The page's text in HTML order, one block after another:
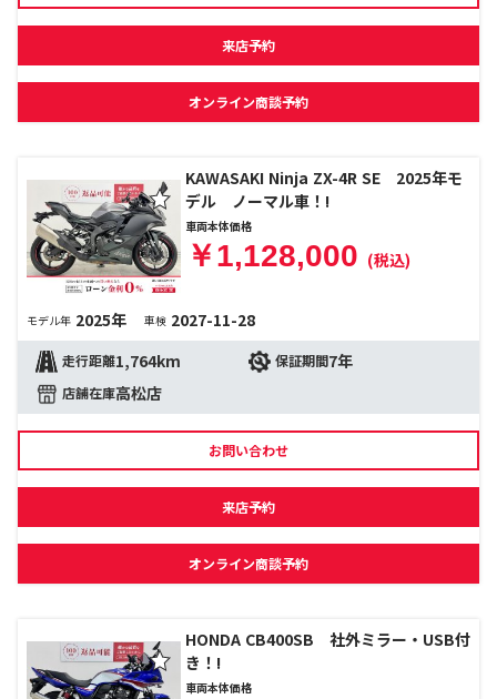
来店予約
オンライン商談予約
KAWASAKI Ninja ZX-4R SE 2025年モ
デル ノーマル車！!
車両本体価格
￥1,128,000 (税込)
モデル年 2025年 車検 2027-11-28
走行距離1,764km 保証期間7年
店舗在庫高松店
お問い合わせ
来店予約
オンライン商談予約
HONDA CB400SB 社外ミラー・USB付
き！!
車両本体価格